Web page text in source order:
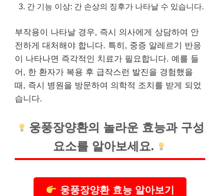
간 기능 이상: 간 손상의 징후가 나타날 수 있습니다.
부작용이 나타날 경우, 즉시 의사에게 상담하여 안
전하게 대처해야 합니다. 특히, 중증 알레르기 반응
이 나타나면 즉각적인 치료가 필요합니다. 예를 들
어, 한 환자가 복용 후 급작스런 발진을 경험했을
때, 즉시 병원을 방문하여 의학적 조치를 받게 되었
습니다.
웅풍장양환의 놀라운 효능과 구성
요소를 알아보세요.
웅풍장양환 효능 알아보기